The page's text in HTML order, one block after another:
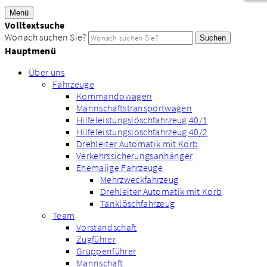
Menü
Volltextsuche
Wonach suchen Sie?
Suchen
Hauptmenü
Über uns
Fahrzeuge
Kommandowagen
Mannschaftstransportwagen
Hilfeleistungslöschfahrzeug 40/1
Hilfeleistungslöschfahrzeug 40/2
Drehleiter Automatik mit Korb
Verkehrssicherungsanhänger
Ehemalige Fahrzeuge
Mehrzweckfahrzeug
Drehleiter Automatik mit Korb
Tanklöschfahrzeug
Team
Vorstandschaft
Zugführer
Gruppenführer
Mannschaft